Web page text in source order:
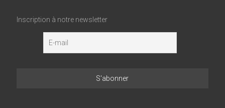
Inscription à notre newsletter